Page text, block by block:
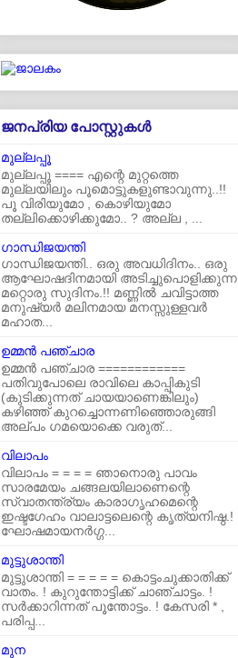
ജനപ്രിയ പോസ്റ്റുകള്‍‌
മുല്ലപ്പൂ
മുല്ലപ്പൂ ==== എന്റെ മുറ്റത്തെ
മുല്ലയിലും പൂമൊട്ടുകളുണ്ടാവുന്നു..!!
പൂ വിരിയുമോ , കൊഴിയുമോ
തല്ലിക്കൊഴിക്കുമോ.. ? അല്ല , ...
ഗാന്ധിജയന്തി
ഗാന്ധിജയന്തി.. ഒരു അവധിദിനം.. ഒരു
ആഘോഷദിനമായി അടിച്ചുപൊളിക്കുന്ന
മറ്റൊരു സുദിനം.!! മണ്ണിൽ ചവിട്ടാത്ത
മനുഷ്യർ മലിനമായ മനസ്സുള്ളവർ
മഹാത...
ഉമ്മന്‍ പഞ്ചാര
ഉമ്മൻ പഞ്ചാര ============
പതിവുപോലെ രാവിലെ കാപ്പികുടി
(കുടിക്കുന്നത് ചായയാണെങ്കിലും)
കഴിഞ്ഞ് കുറച്ചൊന്നണിഞ്ഞൊരുങ്ങി
അല്പം ഗമയൊക്കെ വരുത്...
വിലാപം
വിലാപം = = = = ഞാനൊരു പാവം
സാരമേയം ചങ്ങലയിലാണെന്റെ
സ്വാതന്ത്ര്യം കാരാഗൃഹമെന്റെ
ഇഷ്ടഗേഹം വാലാട്ടലെന്റെ കൃത്യനിഷ്ഠ.!
ഘോഷമായനർഗ്ഗ...
മുട്ടുശാന്തി
മുട്ടുശാന്തി = = = = = കൊട്ടംചുക്കാതിക്ക്‌
വാതം. ! കുറുന്തോട്ടിക്ക്‌ ചാഞ്ചാട്ടം. !
സർക്കാറിന്നത്‌ പൂന്തോട്ടം. ! കേസരി * ,
പരിപ്പ...
മുന